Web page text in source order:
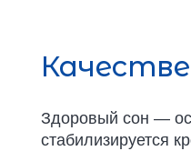
Здоровый сон —
стабилизируется